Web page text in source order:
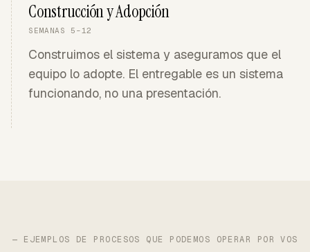
Construcción y Adopción
SEMANAS 5–12
Construimos el sistema y aseguramos que el
equipo lo adopte. El entregable es un sistema
funcionando, no una presentación.
— EJEMPLOS DE PROCESOS QUE PODEMOS OPERAR POR VOS